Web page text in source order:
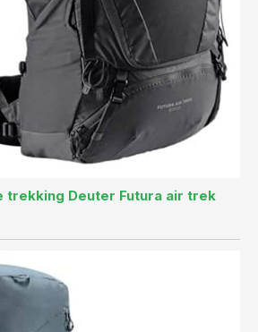
trekking Deuter Futura air trek